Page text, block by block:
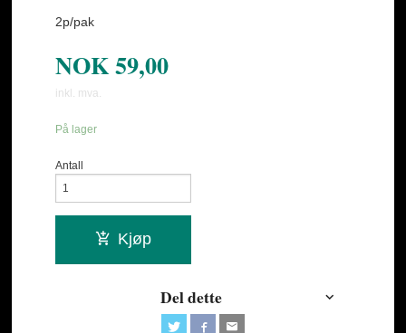
2p/pak
NOK59,00
inkl. mva.
På lager
Antall
Kjøp
Del dette